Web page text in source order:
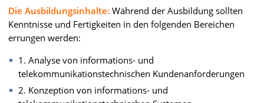
Die Ausbildungsinhalte: Während der Ausbildung sollten
Kenntnisse und Fertigkeiten in den folgenden Bereichen
errungen werden:
1. Analyse von informations- und
telekommunikationstechnischen Kundenanforderungen
2. Konzeption von informations- und